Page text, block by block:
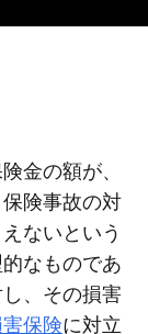
金の額が、
険事故の対
ないという
なものであ
、その損害
保険に対立